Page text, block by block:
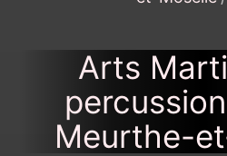
Arts
Meurthe-